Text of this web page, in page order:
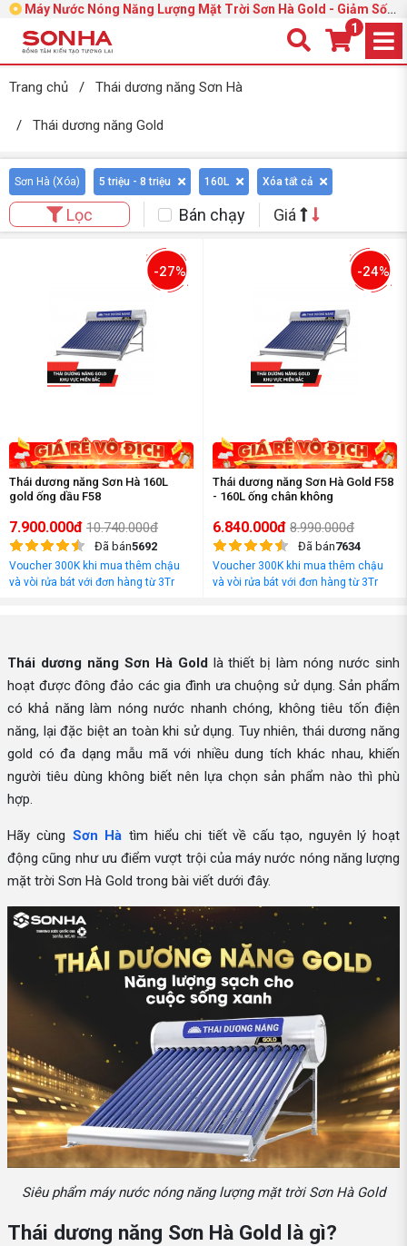
Máy Nước Nóng Năng Lượng Mặt Trời Sơn Hà Gold - Giảm Sốc
1
Trang chủ / Thái dương năng Sơn Hà
/ Thái dương năng Gold
Sơn Hà (Xóa) 5 triệu - 8 triệu 160L Xóa tất cả
Lọc Bán chạy Giá
-27%
Thái dương năng Sơn Hà 160L
gold ống dầu F58
7.900.000đ 10.740.000đ
Đã bán5692
Voucher 300K khi mua thêm chậu
và vòi rửa bát với đơn hàng từ 3Tr
-24%
Thái dương năng Sơn Hà Gold F58
- 160L ống chân không
6.840.000đ 8.990.000đ
Đã bán7634
Voucher 300K khi mua thêm chậu
và vòi rửa bát với đơn hàng từ 3Tr
Thái dương năng Sơn Hà Goldlà thiết bị làm nóng nước sinh
hoạt được đông đảo các gia đình ưa chuộng sử dụng. Sản phẩm
có khả năng làm nóng nước nhanh chóng, không tiêu tốn điện
năng, lại đặc biệt an toàn khi sử dụng. Tuy nhiên, thái dương năng
gold có đa dạng mẫu mã với nhiều dung tích khác nhau, khiến
người tiêu dùng không biết nên lựa chọn sản phẩm nào thì phù
hợp.
Hãy cùng Sơn Hà tìm hiểu chi tiết về cấu tạo, nguyên lý hoạt
động cũng như ưu điểm vượt trội của máy nước nóng năng lượng
mặt trời Sơn Hà Gold trong bài viết dưới đây.
Siêu phẩm máy nước nóng năng lượng mặt trời Sơn Hà Gold
Thái dương năng Sơn Hà Gold là gì?